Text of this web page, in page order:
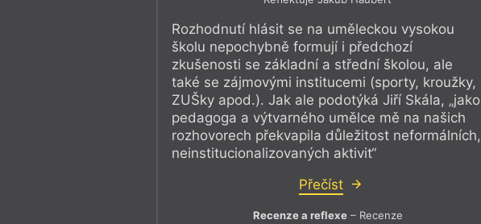
Rozhodnutí hlásit se na uměleckou vysokou
školu nepochybně formují i předchozí
zkušenosti se základní a střední školou, ale
také se zájmovými institucemi (sporty, kroužky,
ZUŠky apod.). Jak ale podotýká Jiří Skála, „jako
pedagoga a výtvarného umělce mě na našich
rozhovorech překvapila důležitost neformálních,
neinstitucionalizovaných aktivit“
Přečíst
Recenze a reflexe– Recenze